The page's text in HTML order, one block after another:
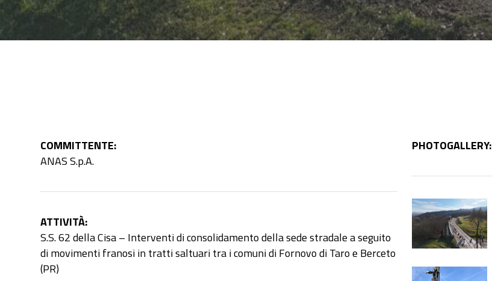
COMMITTENTE:
ANAS S.p.A.
ATTIVITÀ:
S.S. 62 della Cisa – Interventi di consolidamento della sede stradale a seguito
di movimenti franosi in tratti saltuari tra i comuni di Fornovo di Taro e Berceto
(PR)
PHOTOGALLERY:
1
(1)